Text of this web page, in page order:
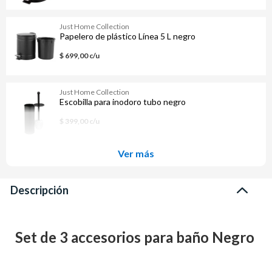
Just Home Collection
Papelero de plástico Línea 5 L negro
$ 699,00 c/u
Just Home Collection
Escobilla para inodoro tubo negro
$ 399,00 c/u
Ver más
Descripción
Set de 3 accesorios para baño Negro